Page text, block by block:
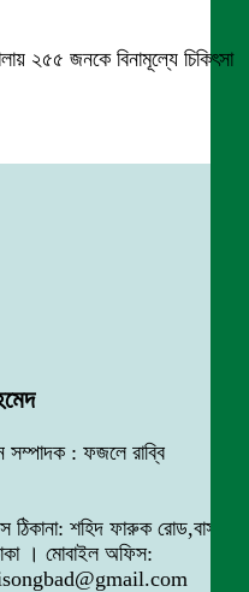
২৫৫ জনকে বিনামূল্যে চিকিৎসা
সম্পাদক : ফজলে রাব্বি
ঠিকানা: শহিদ ফারুক রোড,বাসা
। মোবাইল অফিস: